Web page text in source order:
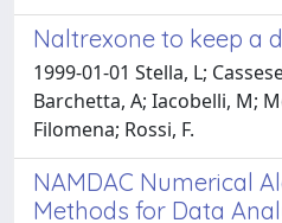
Naltrexone to keep a
1999-01-01 Stella, L;
Barchetta, A; Iacobelli, M;
Filomena; Rossi, F.
NAMDAC Numerical
Methods for Data